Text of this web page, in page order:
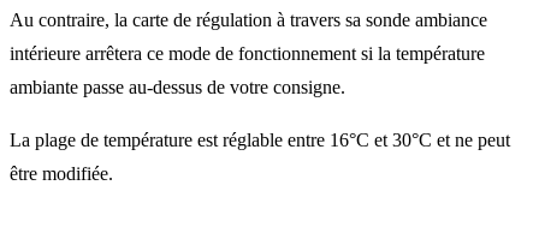
Au contraire, la carte de régulation à travers sa sonde ambiance
intérieure arrêtera ce mode de fonctionnement si la température
ambiante passe au-dessus de votre consigne.
La plage de température est réglable entre 16°C et 30°C et ne peut
être modifiée.